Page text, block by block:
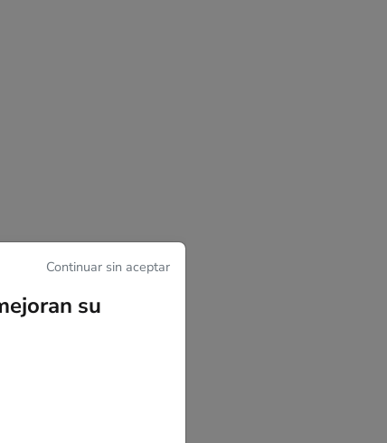
Continuar sin aceptar
su